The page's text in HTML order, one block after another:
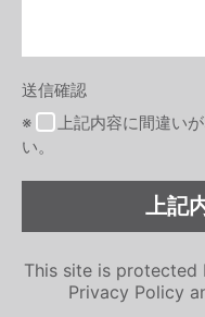
送信確認
※
上記内容に間違い
い。
This site is protected
Privacy Policy